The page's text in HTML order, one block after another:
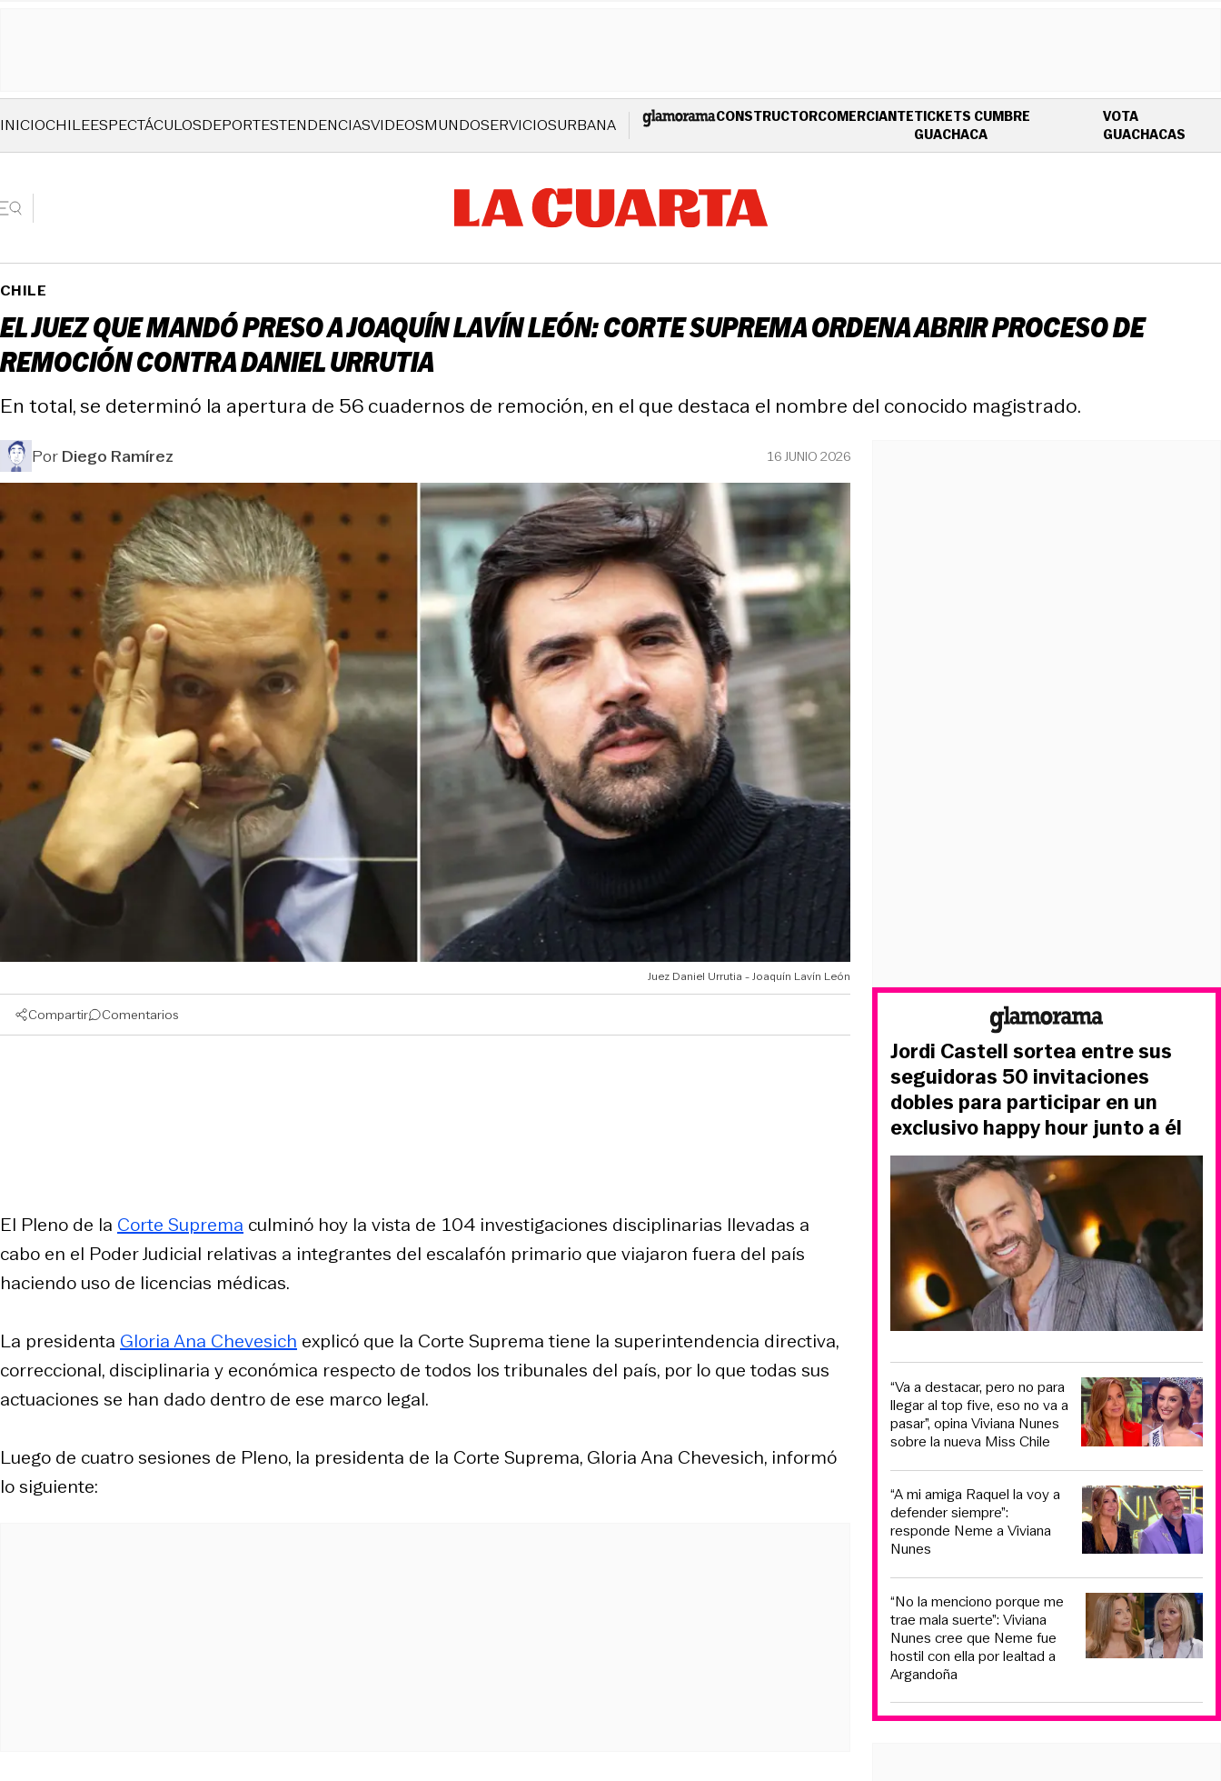
INICIOCHILEESPECTÁCULOSDEPORTESTENDENCIASVIDEOSMUNDOSERVICIOSURBANA CONSTRUCTORCOMERCIANTETICKETS CUMBRE
GUACHACAOPENS IN NEW WINDOW
VOTA
GUACHACAS
CHILE
EL JUEZ QUE MANDÓ PRESO A JOAQUÍN LAVÍN LEÓN: CORTE SUPREMA ORDENA ABRIR PROCESO DE
REMOCIÓN CONTRA DANIEL URRUTIA
En total, se determinó la apertura de 56 cuadernos de remoción, en el que destaca el nombre del conocido magistrado.
PorDiego Ramírez 16 JUNIO 2026
Juez Daniel Urrutia - Joaquín Lavín León
Compartir Comentarios
El Pleno de la Corte Suprema culminó hoy la vista de 104 investigaciones disciplinarias llevadas a
cabo en el Poder Judicial relativas a integrantes del escalafón primario que viajaron fuera del país
haciendo uso de licencias médicas.
La presidenta Gloria Ana Chevesich explicó que la Corte Suprema tiene la superintendencia directiva,
correccional, disciplinaria y económica respecto de todos los tribunales del país, por lo que todas sus
actuaciones se han dado dentro de ese marco legal.
Luego de cuatro sesiones de Pleno, la presidenta de la Corte Suprema, Gloria Ana Chevesich, informó
lo siguiente:
Jordi Castell sortea entre sus
seguidoras 50 invitaciones
dobles para participar en un
exclusivo happy hour junto a él
“Va a destacar, pero no para
llegar al top five, eso no va a
pasar”, opina Viviana Nunes
sobre la nueva Miss Chile
“A mi amiga Raquel la voy a
defender siempre”:
responde Neme a Viviana
Nunes
“No la menciono porque me
trae mala suerte”: Viviana
Nunes cree que Neme fue
hostil con ella por lealtad a
Argandoña